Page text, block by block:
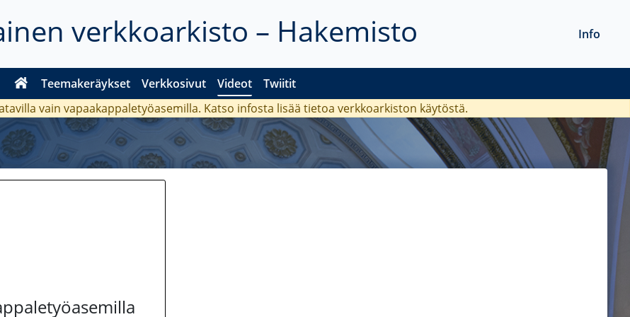
verkkoarkisto – Hakemisto
Teemakeräykset Verkkosivut Videot Twiitit
Info
vain vapaakappaletyöasemilla. Katso infosta lisää tietoa verkkoarkiston käytöstä.